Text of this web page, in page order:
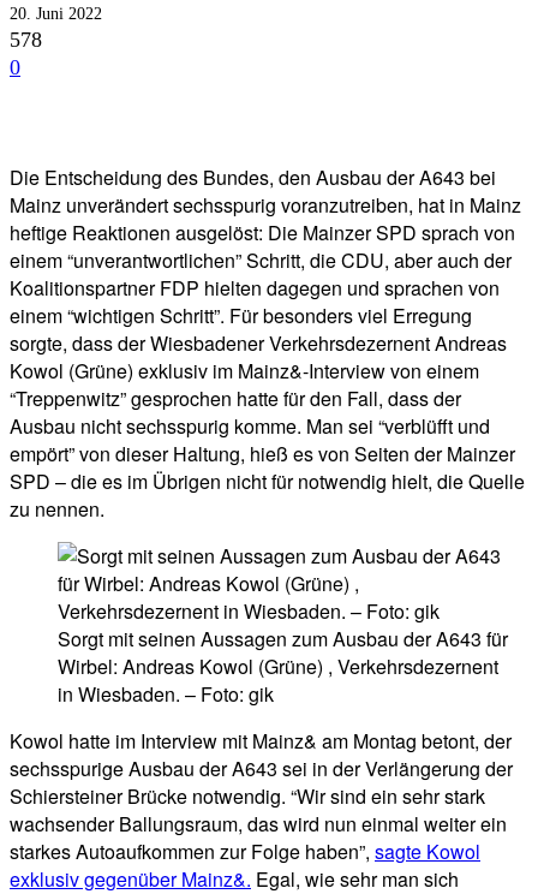
20. Juni 2022
578
0
Die Entscheidung des Bundes, den Ausbau der A643 bei
Mainz unverändert sechsspurig voranzutreiben, hat in Mainz
heftige Reaktionen ausgelöst: Die Mainzer SPD sprach von
einem “unverantwortlichen” Schritt, die CDU, aber auch der
Koalitionspartner FDP hielten dagegen und sprachen von
einem “wichtigen Schritt”. Für besonders viel Erregung
sorgte, dass der Wiesbadener Verkehrsdezernent Andreas
Kowol (Grüne) exklusiv im Mainz&-Interview von einem
“Treppenwitz” gesprochen hatte für den Fall, dass der
Ausbau nicht sechsspurig komme. Man sei “verblüfft und
empört” von dieser Haltung, hieß es von Seiten der Mainzer
SPD – die es im Übrigen nicht für notwendig hielt, die Quelle
zu nennen.
Sorgt mit seinen Aussagen zum Ausbau der A643 für
Wirbel: Andreas Kowol (Grüne) , Verkehrsdezernent
in Wiesbaden. – Foto: gik
Kowol hatte im Interview mit Mainz& am Montag betont, der
sechsspurige Ausbau der A643 sei in der Verlängerung der
Schiersteiner Brücke notwendig. “Wir sind ein sehr stark
wachsender Ballungsraum, das wird nun einmal weiter ein
starkes Autoaufkommen zur Folge haben”, sagte Kowol
exklusiv gegenüber Mainz&. Egal, wie sehr man sich